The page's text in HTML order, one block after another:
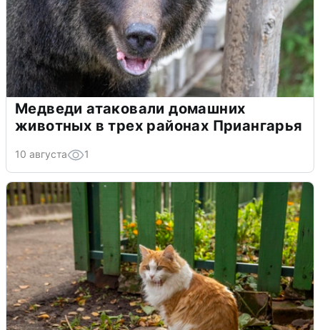
Медведи атаковали домашних
животных в трех районах Приангарья
10 августа 1